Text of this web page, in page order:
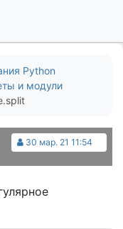
Python
и модули
30 мар. 21 11:54